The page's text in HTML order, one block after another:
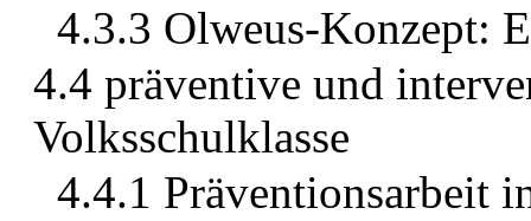
4.3.3 Olweus-Konzept:
4.4 präventive und
Volksschulklasse
4.4.1 Präventionsarbeit